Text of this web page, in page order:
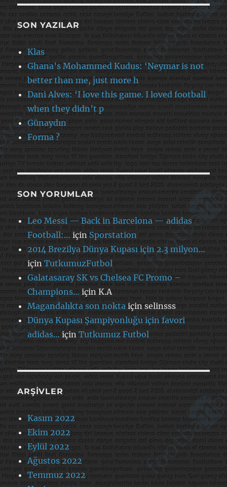
SON YAZILAR
Klas
Ghana’s Mohammed Kudus: ‘Neymar is not
better than me, just more h
Dani Alves: ‘I love this game. I loved football
when they didn’t p
Günaydın
Forma ?
SON YORUMLAR
Leo Messi — Back in Barcelona — adidas
Football:…içinSporstation
2014 Brezilya Dünya Kupası için 2.3 milyon…
içinTutkumuzFutbol
Galatasaray SK vs Chelsea FC Promo –
Champions…içinK.A
Magandalıkta son nokta içinselinsss
Dünya Kupası Şampiyonluğu için favori
adidas… içinTutkumuz Futbol
ARŞIVLER
Kasım 2022
Ekim 2022
Eylül 2022
Ağustos 2022
Temmuz 2022